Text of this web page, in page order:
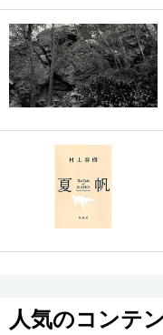
人気のコンテ